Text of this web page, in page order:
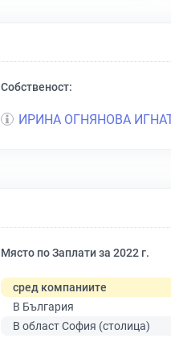
Собственост:
ИРИНА ОГНЯНОВА
Място по Заплати за 2022 г.
сред компаниите
В България
В област София (столица)